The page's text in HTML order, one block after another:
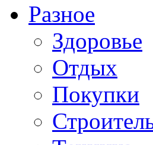
Разное
Здоровье
Отдых
Покупки